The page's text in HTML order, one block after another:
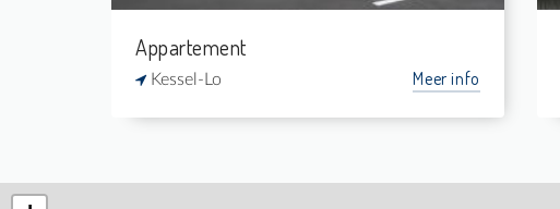
Appartement
Kessel-Lo Meer info